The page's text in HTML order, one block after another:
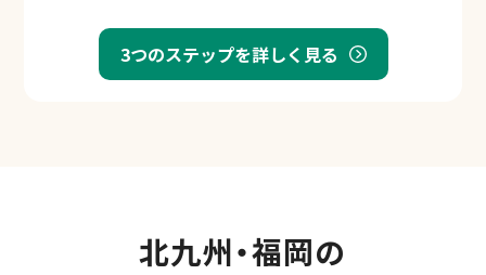
3つのステップを詳しく見る
北九州・福岡の